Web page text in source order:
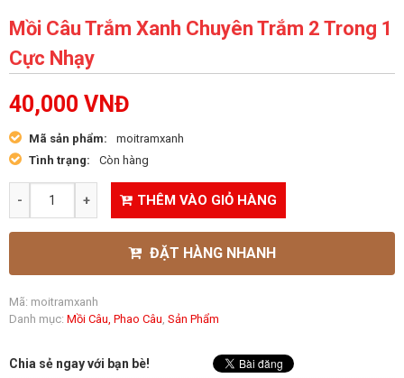
Mồi Câu Trắm Xanh Chuyên Trắm 2 Trong 1
Cực Nhạy
40,000 VNĐ
Mã sản phẩm:
moitramxanh
Tình trạng:
Còn hàng
THÊM VÀO GIỎ HÀNG
ĐẶT HÀNG NHANH
Mã: moitramxanh
Danh mục: Mồi Câu, Phao Câu, Sản Phẩm
Chia sẻ ngay với bạn bè!